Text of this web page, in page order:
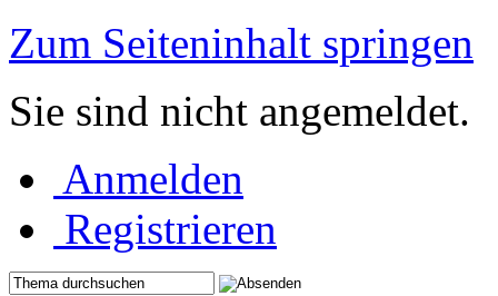
Zum Seiteninhalt springen
Sie sind nicht angemeldet.
Anmelden
Registrieren